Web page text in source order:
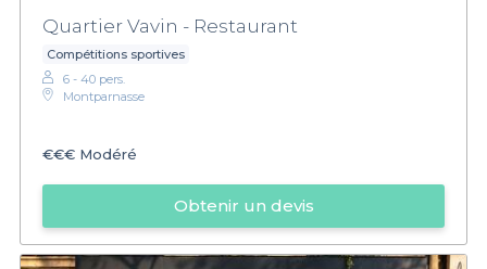
Quartier Vavin - Restaurant
Compétitions sportives
6 - 40 pers.
Montparnasse
€€€ Modéré
Obtenir un devis